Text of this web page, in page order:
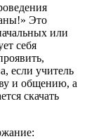
Это
или
себя
если учитель
и общению, а
скачать